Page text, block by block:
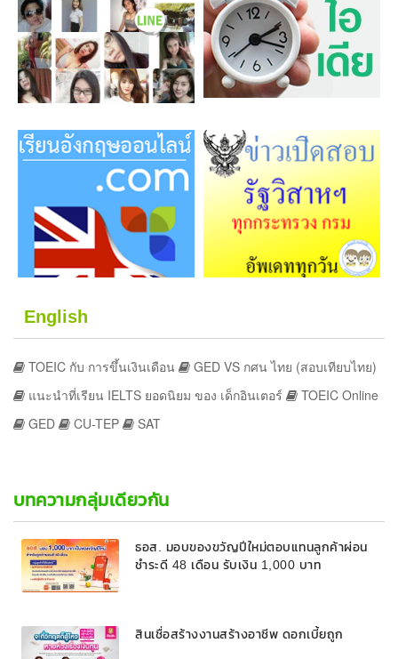
English
TOEIC กับ การขึ้นเงินเดือน
GED VS กศน ไทย (สอบเทียบไทย)
แนะนำที่เรียน IELTS ยอดนิยม ของ เด็กอินเตอร์
TOEIC Online
GED
CU-TEP SAT
บทความกลุ่มเดียวกัน
ธอส. มอบของขวัญปีใหม่ตอบแทนลูกค้าผ่อน
ชำระดี 48 เดือน รับเงิน 1,000 บาท
สินเชื่อสร้างงานสร้างอาชีพ ดอกเบี้ยถูก